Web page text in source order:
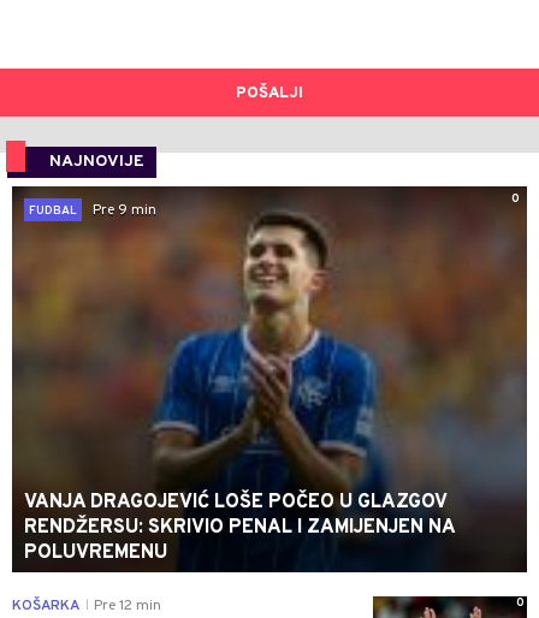
POŠALJI
NAJNOVIJE
0
FUDBAL
Pre 9 min
VANJA DRAGOJEVIĆ LOŠE POČEO U GLAZGOV
RENDŽERSU: SKRIVIO PENAL I ZAMIJENJEN NA
POLUVREMENU
0
KOŠARKA Pre 12 min